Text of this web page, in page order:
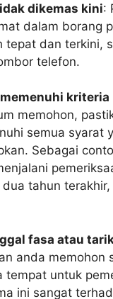
dikemas kini:
dalam borang
tepat dan terkini,
telefon.
kriteria
memohon,
semua syarat
Sebagai
dua tahun
fasa atau
anda memohon
tempat untuk
ini sangat